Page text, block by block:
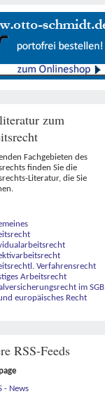
zum
Fachgebieten des
finden Sie die
Literatur, die Sie
Verfahrensrecht
Arbeitsrecht
im SGB
europäisches Recht
RSS-Feeds
- News